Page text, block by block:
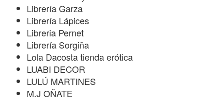
Librería Garza
Librería Lápices
Libreria Pernet
Librería Sorgiña
Lola Dacosta tienda erótica
LUABI DECOR
LULÚ MARTINES
M.J OÑATE